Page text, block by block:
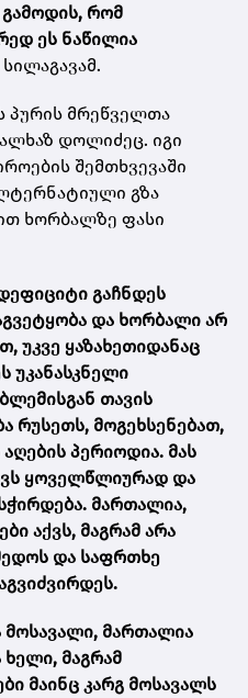
რომ
ეს ნაწილია
პურის მრეწველთა
დოლიძეც. იგი
შემთხვევაში
გზა
ხორბალზე ფასი
გაჩნდეს
და ხორბალი არ
უკვე ყაზახეთიდანაც
უკანასკნელი
თავის
რუსეთს, მოგეხსენებათ,
პერიოდია. მას
ყოველწლიურად და
მართალია,
აქვს, მაგრამ არა
და საფრთხე
მოსავალი, მართალია
ხელი, მაგრამ
მაინც კარგ მოსავალს